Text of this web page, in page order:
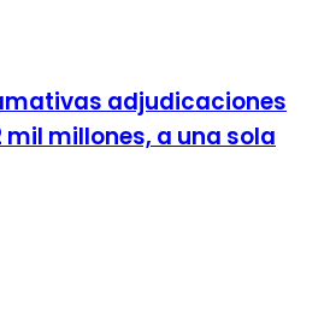
adjudicaciones
mil millones, a una sola